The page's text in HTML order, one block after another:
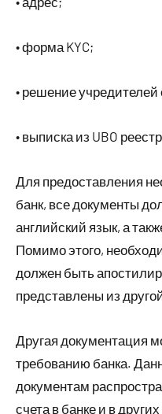
• форма KYC;
• решение учредителей
• выписка из UBO
Для предоставления
банк, все документы
английский язык, а
Помимо этого,
должен быть
представлены из
Другая документация
требованию банка.
документам
счета в банке и в